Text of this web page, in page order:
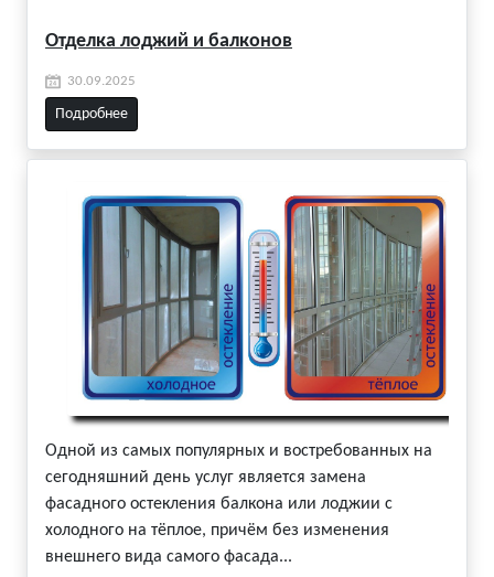
Отделка лоджий и балконов
30.09.2025
Подробнее
Одной из самых популярных и востребованных на
сегодняшний день услуг является замена
фасадного остекления балкона или лоджии с
холодного на тёплое, причём без изменения
внешнего вида самого фасада...